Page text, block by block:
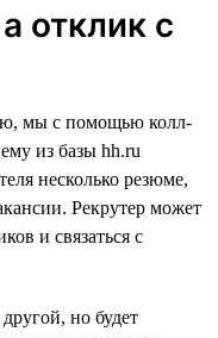
отклик с
мы с помощью колл-
из базы hh.ru
несколько резюме,
Рекрутер может
и связаться с
но будет